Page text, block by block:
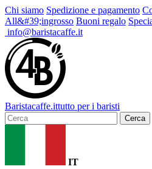
Chi siamo Spedizione e pagamento
All&#39;ingrosso Buoni regalo
info@baristacaffe.it
Baristacaffe.ittutto per i baristi
Cerca
IT